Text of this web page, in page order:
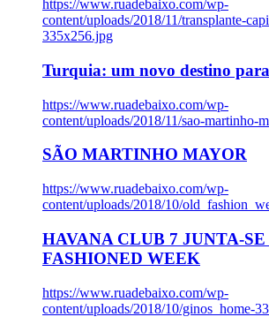
https://www.ruadebaixo.com/wp-
content/uploads/2018/11/transplante-
335x256.jpg
Turquia: um novo destino
https://www.ruadebaixo.com/wp-
content/uploads/2018/11/sao-martinho-
SÃO MARTINHO MAYOR
https://www.ruadebaixo.com/wp-
content/uploads/2018/10/
HAVANA CLUB 7 JUNTA-
FASHIONED WEEK
https://www.ruadebaixo.com/wp-
content/uploads/2018/10/ginos_home-